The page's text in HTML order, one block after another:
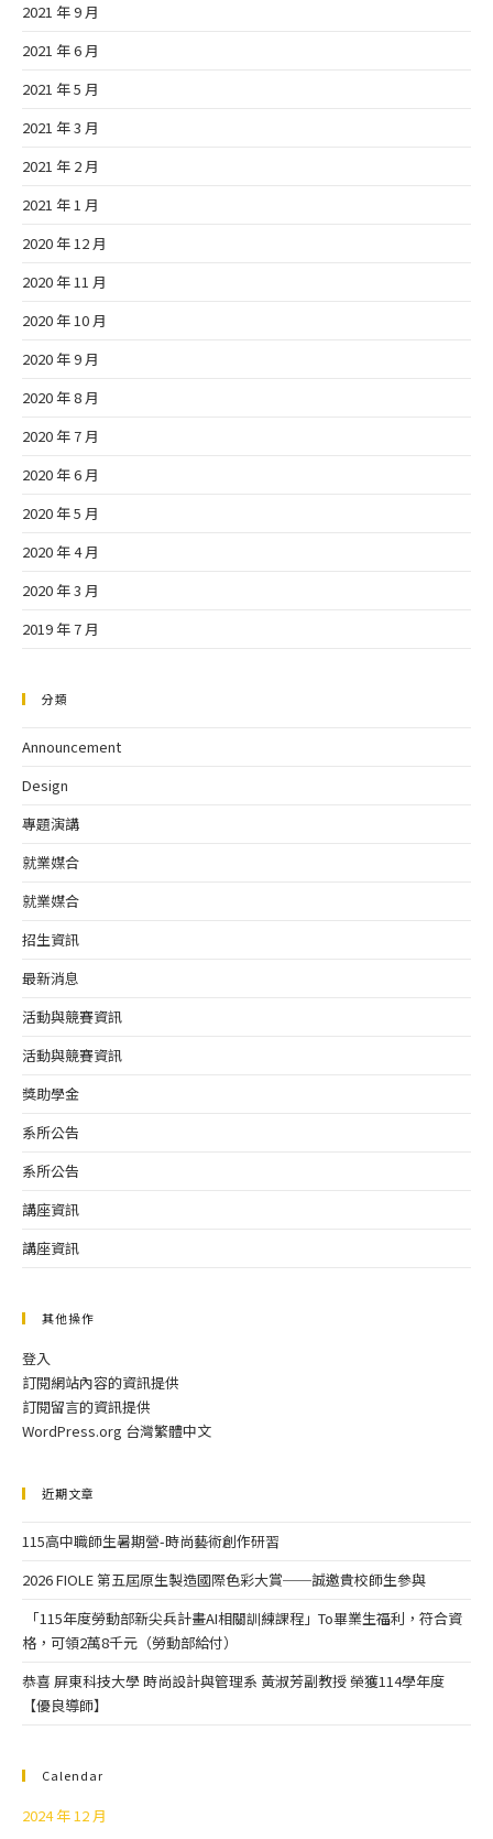
2021 年 9 月
2021 年 6 月
2021 年 5 月
2021 年 3 月
2021 年 2 月
2021 年 1 月
2020 年 12 月
2020 年 11 月
2020 年 10 月
2020 年 9 月
2020 年 8 月
2020 年 7 月
2020 年 6 月
2020 年 5 月
2020 年 4 月
2020 年 3 月
2019 年 7 月
分類
Announcement
Design
專題演講
就業媒合
就業媒合
招生資訊
最新消息
活動與競賽資訊
活動與競賽資訊
獎助學金
系所公告
系所公告
講座資訊
講座資訊
其他操作
登入
訂閱網站內容的資訊提供
訂閱留言的資訊提供
WordPress.org 台灣繁體中文
近期文章
115高中職師生暑期營-時尚藝術創作研習
2026 FIOLE 第五屆原生製造國際色彩大賞──誠邀貴校師生參與
「115年度勞動部新尖兵計畫AI相關訓練課程」To畢業生福利，符合資
格，可領2萬8千元（勞動部給付）
恭喜 屏東科技大學 時尚設計與管理系 黃淑芳副教授 榮獲114學年度
【優良導師】
Calendar
2024 年 12 月